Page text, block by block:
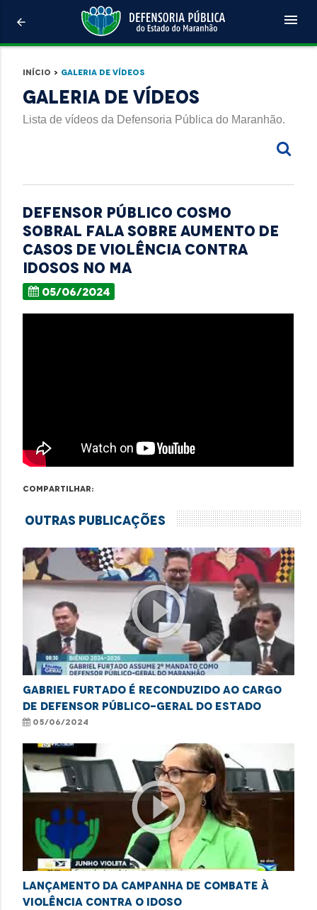
arrow_back menu
Início > Galeria de Vídeos
Galeria de Vídeos
Lista de vídeos da Defensoria Pública do Maranhão.
Defensor público Cosmo
Sobral fala sobre aumento de
casos de violência contra
idosos no MA
05/06/2024
Compartilhar:
Outras Publicações
play_circle_outline
Gabriel Furtado é reconduzido ao cargo
de defensor público-geral do Estado
05/06/2024
play_circle_outline
Lançamento da Campanha de Combate à
Violência Contra o Idoso